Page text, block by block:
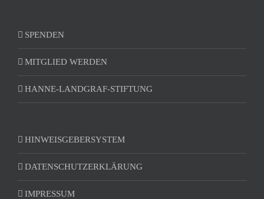
SPENDEN
MITGLIED WERDEN
HANNE-LANDGRAF-STIFTUNG
HINWEISGEBERSYSTEM
DATENSCHUTZERKLÄRUNG
IMPRESSUM